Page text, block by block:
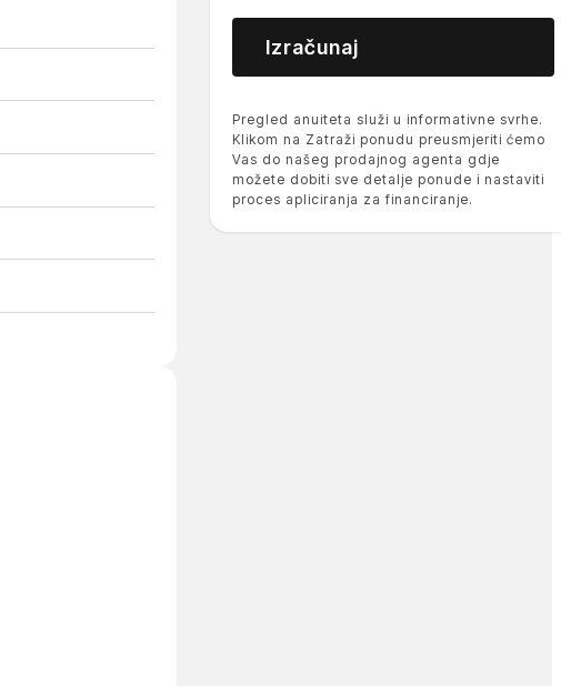
Izračunaj
Pregled anuiteta služi u informativne svrhe.
Klikom na Zatraži ponudu preusmjeriti ćemo
Vas do našeg prodajnog agenta gdje
možete dobiti sve detalje ponude i nastaviti
proces apliciranja za financiranje.